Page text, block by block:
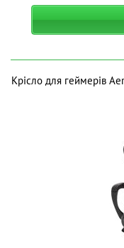
Крісло для геймерів